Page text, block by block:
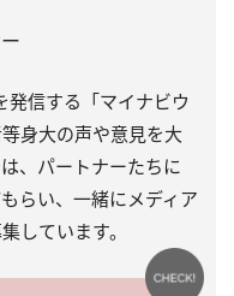
信する「マイナビウ
身大の声や意見を大
、パートナーたちに
らい、一緒にメディア
しています。